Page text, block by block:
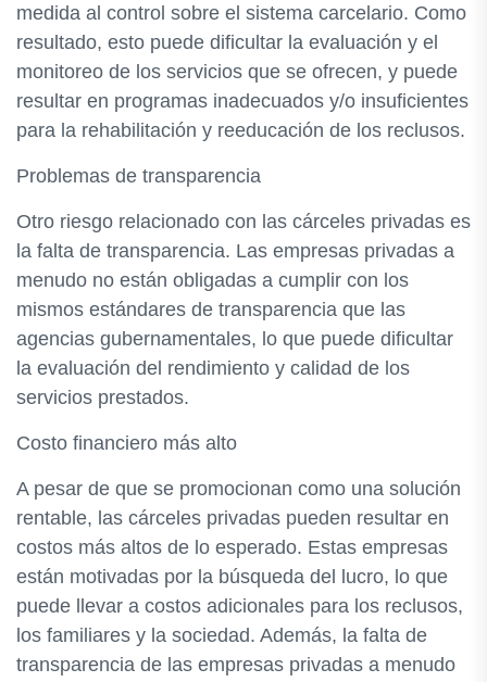
medida al control sobre el sistema carcelario. Como
resultado, esto puede dificultar la evaluación y el
monitoreo de los servicios que se ofrecen, y puede
resultar en programas inadecuados y/o insuficientes
para la rehabilitación y reeducación de los reclusos.
Problemas de transparencia
Otro riesgo relacionado con las cárceles privadas es
la falta de transparencia. Las empresas privadas a
menudo no están obligadas a cumplir con los
mismos estándares de transparencia que las
agencias gubernamentales, lo que puede dificultar
la evaluación del rendimiento y calidad de los
servicios prestados.
Costo financiero más alto
A pesar de que se promocionan como una solución
rentable, las cárceles privadas pueden resultar en
costos más altos de lo esperado. Estas empresas
están motivadas por la búsqueda del lucro, lo que
puede llevar a costos adicionales para los reclusos,
los familiares y la sociedad. Además, la falta de
transparencia de las empresas privadas a menudo